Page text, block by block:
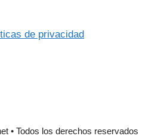
de privacidad
• Todos los derechos reservados